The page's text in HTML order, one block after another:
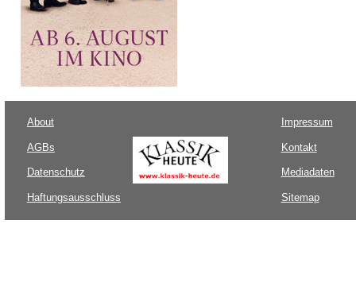
About
AGBs
Datenschutz
Haftungsausschluss
Impressum
Kontakt
Mediadaten
Sitemap